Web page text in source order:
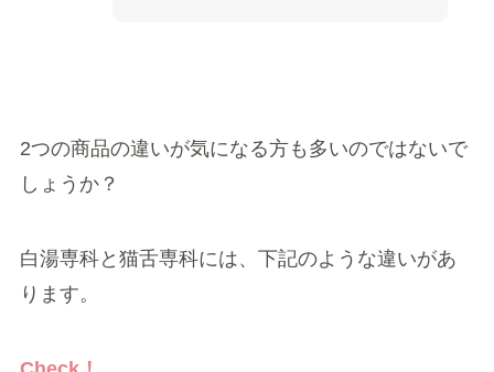
2つの商品の違いが気になる方も多いのではないで
しょうか？
白湯専科と猫舌専科には、下記のような違いがあ
ります。